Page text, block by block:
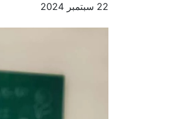
22 سبتمبر 2024